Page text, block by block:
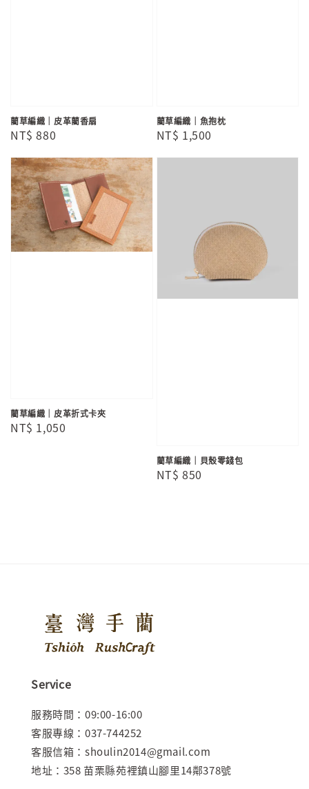
藺草編織｜皮革藺香扇
Regular
NT$ 880
藺草編織｜魚抱枕
Regular
NT$ 1,500
藺草編織｜皮革折式卡夾
Regular
NT$ 1,050
藺草編織｜貝殼零錢包
Regular
NT$ 850
Service
服務時間：09:00-16:00
客服專線：037-744252
客服信箱：shoulin2014@gmail.com
地址：358 苗栗縣苑裡鎮山腳里14鄰378號